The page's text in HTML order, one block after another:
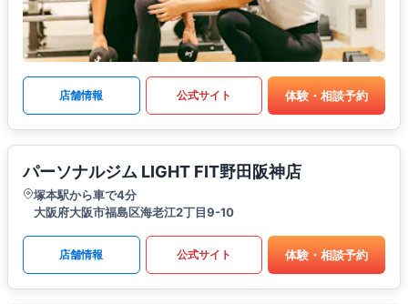
店舗情報 公式サイト 体験・相談予約
パーソナルジム LIGHT FIT野田阪神店
塚本駅から車で4分
大阪府大阪市福島区海老江2丁目9-10
店舗情報 公式サイト 体験・相談予約